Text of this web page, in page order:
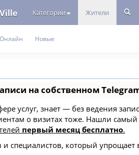
Категории Жители
Онлайн Новые
на собственном
услуг, знает — без ведения
о визитах тоже. Нашли
первый месяц бесплатно.
и специалистов, который упрощает